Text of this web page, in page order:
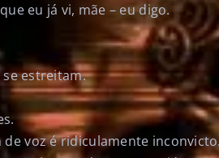
eu já vi, mãe – eu digo.
se estreitam.
voz é ridiculamente